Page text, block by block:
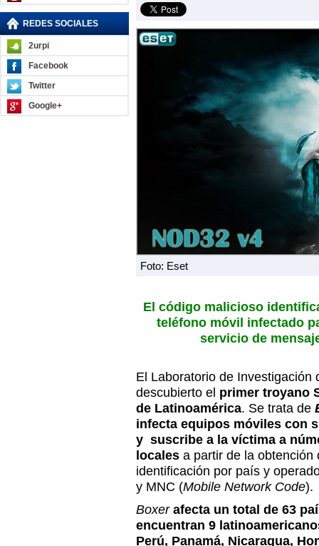
REDES SOCIALES
2urpi
Facebook
Twitter
Google+
Foto: Eset
El código malicioso
teléfono móvil infectado
servicio de
El Laboratorio de Investigación
descubierto el primer troyano
de Latinoamérica. Se trata de
infecta equipos móviles con
y suscribe a la víctima a
locales a partir de la obtención
identificación por país y
y MNC (Mobile Network Code).
Boxer afecta un total de 63
encuentran 9
Perú, Panamá, Nicaragua,